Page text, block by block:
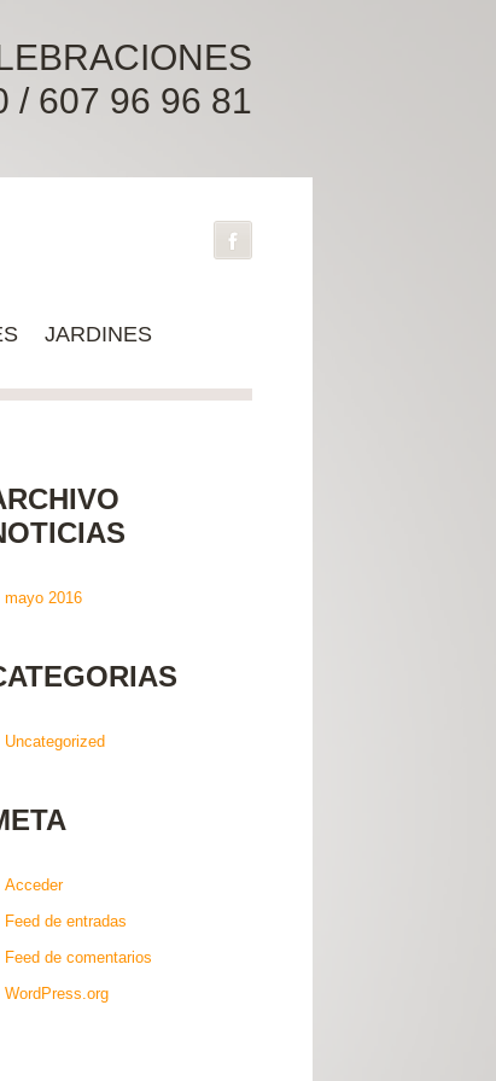
/ 607 96 96 81
JARDINES
mayo 2016
Uncategorized
Acceder
Feed de entradas
Feed de comentarios
WordPress.org